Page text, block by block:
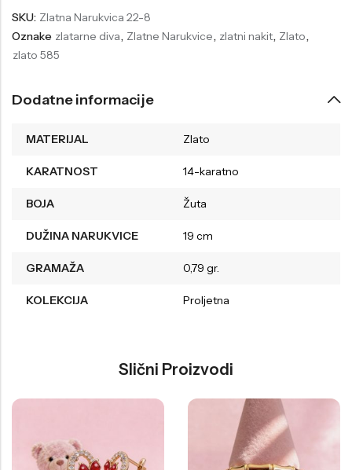
SKU: Zlatna Narukvica 22-8
Oznake zlatarne diva, Zlatne Narukvice, zlatni nakit, Zlato,
zlato 585
Dodatne informacije
MATERIJAL Zlato
KARATNOST 14-karatno
BOJA Žuta
DUŽINA NARUKVICE 19 cm
GRAMAŽA 0,79 gr.
KOLEKCIJA Proljetna
Slični Proizvodi
Welder
Liu-Jo
Daniel Klein
Festina
UP!
Wesse
Daisy Dixon
Liu-Jo
Diesel
Versus